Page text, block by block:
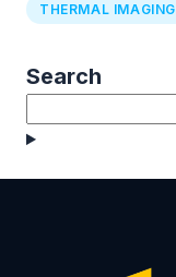
Search
THERMAL IMAGING